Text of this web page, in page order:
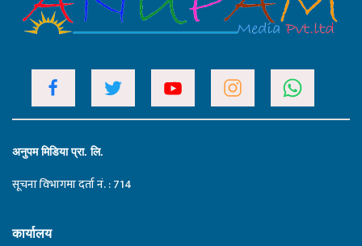
अनुपम मिडिया प्रा. लि.
सूचना विभागमा दर्ता नं. : 714
कार्यालय